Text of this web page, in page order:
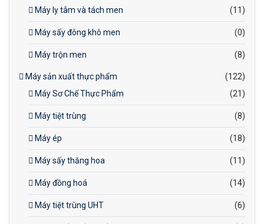
Máy ly tâm và tách men (11)
Máy sấy đông khô men (0)
Máy trộn men (8)
Máy sản xuất thực phẩm
(122)
Máy Sơ Chế Thực Phẩm
(21)
Máy tiệt trùng (8)
Máy ép (18)
Máy sấy thăng hoa (11)
Máy đồng hoá (14)
Máy tiệt trùng UHT (6)